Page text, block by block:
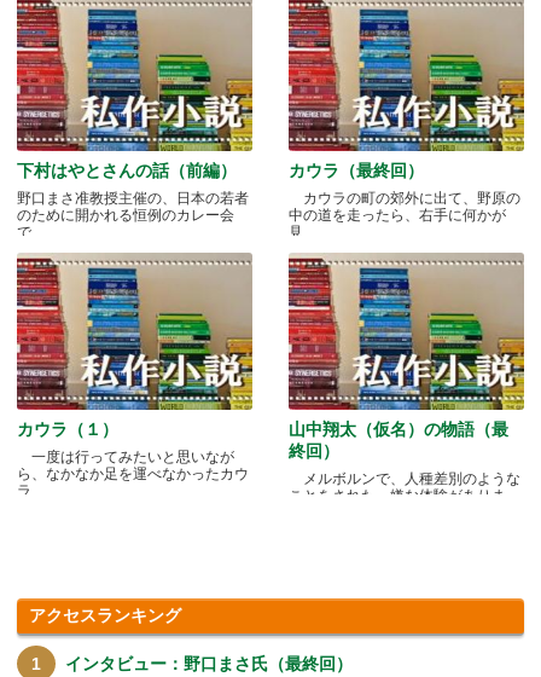
下村はやとさんの話（前編）
野口まさ准教授主催の、日本の若者
のために開かれる恒例のカレー会
で.....
カウラ（最終回）
カウラの町の郊外に出て、野原の
中の道を走ったら、右手に何かが
見.....
カウラ（１）
一度は行ってみたいと思いなが
ら、なかなか足を運べなかったカウ
ラ.....
山中翔太（仮名）の物語（最
終回）
メルボルンで、人種差別のような
ことをされた、嫌な体験がありま
アクセスランキング
インタビュー：野口まさ氏（最終回）